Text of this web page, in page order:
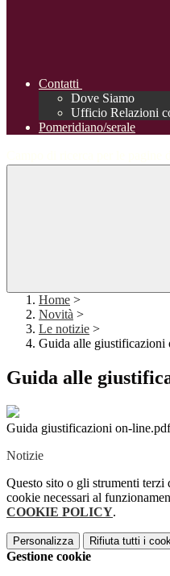
Contatti
Dove Siamo
Ufficio Relazioni
Pomeridiano/serale
Home >
Novità >
Le notizie >
Guida alle giustificazioni
Guida alle
Guida giustificazioni on-line.pdf
Notizie
Questo sito o gli strumenti
cookie necessari al
COOKIE POLICY.
Personalizza Rifiuta tutti i
Gestione cookie